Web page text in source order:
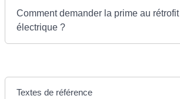
Comment demander la prime au rétrofit
électrique ?
Textes de référence